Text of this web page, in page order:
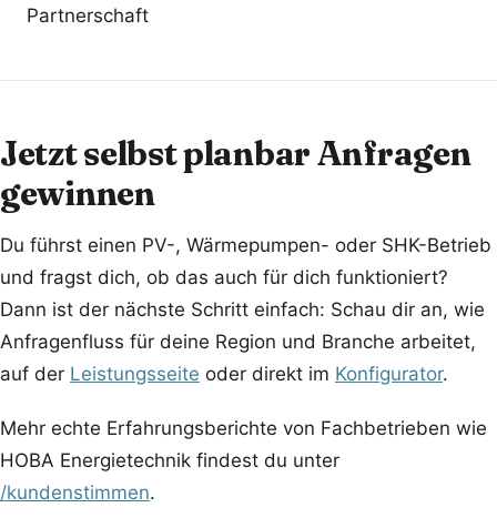
Partnerschaft
Jetzt selbst planbar Anfragen
gewinnen
Du führst einen PV-, Wärmepumpen- oder SHK-Betrieb
und fragst dich, ob das auch für dich funktioniert?
Dann ist der nächste Schritt einfach: Schau dir an, wie
Anfragenfluss für deine Region und Branche arbeitet,
auf der Leistungsseite oder direkt im Konfigurator.
Mehr echte Erfahrungsberichte von Fachbetrieben wie
HOBA Energietechnik findest du unter
/kundenstimmen.